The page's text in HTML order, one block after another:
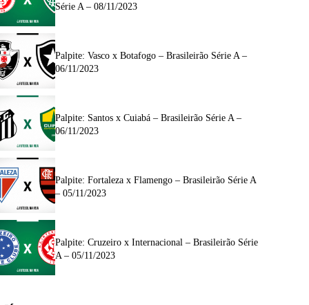
Série A – 08/11/2023
Palpite: Vasco x Botafogo – Brasileirão Série A –
06/11/2023
Palpite: Santos x Cuiabá – Brasileirão Série A –
06/11/2023
Palpite: Fortaleza x Flamengo – Brasileirão Série A
– 05/11/2023
Palpite: Cruzeiro x Internacional – Brasileirão Série
A – 05/11/2023